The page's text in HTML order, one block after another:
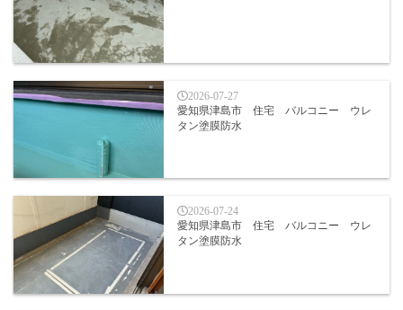
2026-07-27
愛知県津島市 住宅 バルコニー ウレ
タン塗膜防水
2026-07-24
愛知県津島市 住宅 バルコニー ウレ
タン塗膜防水